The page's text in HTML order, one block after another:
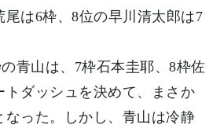
尾は6枠、8位の早川清太郎は7
青山は、7枠石本圭耶、8枠佐
トダッシュを決めて、まさか
なった。しかし、青山は冷静